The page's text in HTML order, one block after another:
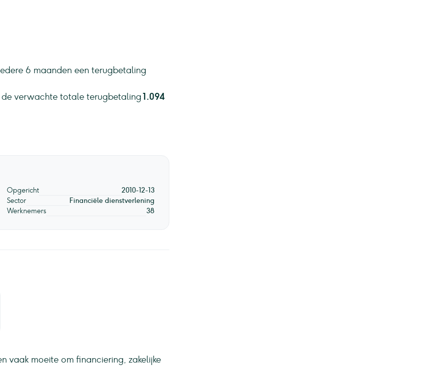
6 maanden een terugbetaling
de verwachte totale terugbetaling1.094
Opgericht
2010-12-13
Sector
Financiële dienstverlening
Werknemers 38
vaak moeite om financiering, zakelijke